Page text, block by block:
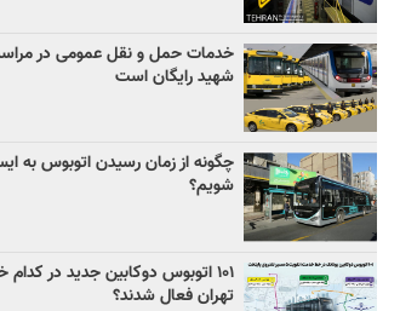
خدمات حمل و نقل عمومی در
شهید رایگان است
چگونه از زمان رسیدن اتوبوس به
شویم؟
۱۰۱ اتوبوس دوکابین جدید در
تهران فعال شدند؟